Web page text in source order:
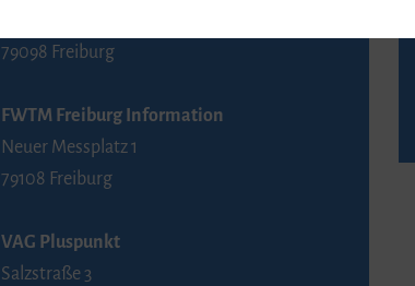
79098 Freiburg
FWTM Freiburg Information
Neuer Messplatz 1
79108 Freiburg
VAG Pluspunkt
Salzstraße 3